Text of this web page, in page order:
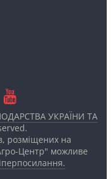
УКРАЇНИ ТА
розміщених на
Центр" можливе